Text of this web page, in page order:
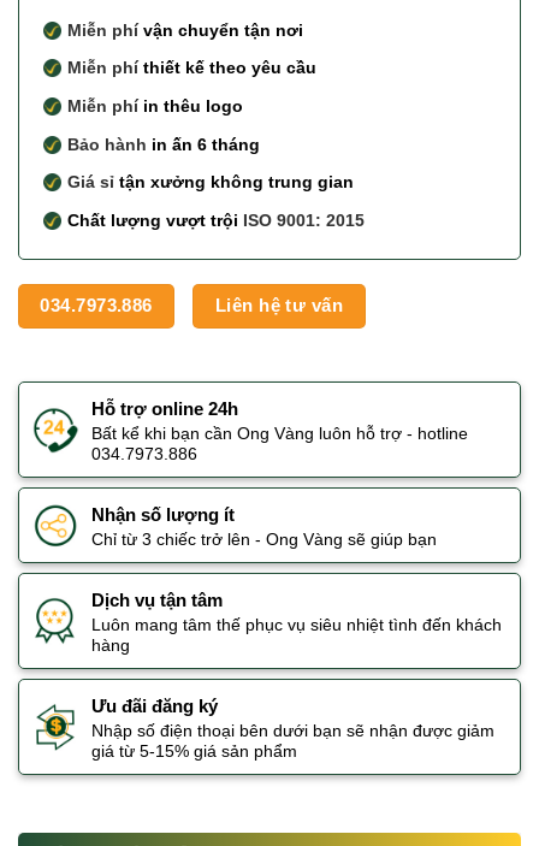
Miễn phívận chuyển tận nơi
Miễn phíthiết kế theo yêu cầu
Miễn phíin thêu logo
Bảo hành in ấn 6 tháng
Giá sỉtận xưởng không trung gian
Chất lượng vượt trội ISO 9001: 2015
034.7973.886 Liên hệ tư vấn
Hỗ trợ online 24h
Bất kể khi bạn cần Ong Vàng luôn hỗ trợ - hotline
034.7973.886
Nhận số lượng ít
Chỉ từ 3 chiếc trở lên - Ong Vàng sẽ giúp bạn
Dịch vụ tận tâm
Luôn mang tâm thế phục vụ siêu nhiệt tình đến khách
hàng
Ưu đãi đăng ký
Nhập số điện thoại bên dưới bạn sẽ nhận được giảm
giá từ 5-15% giá sản phẩm